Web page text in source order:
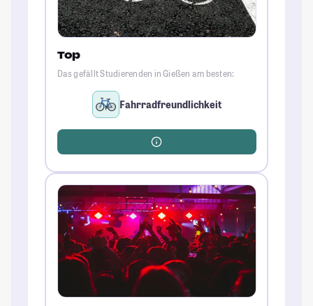
Top
Das gefällt Studierenden in Gießen am besten:
Fahrradfreundlichkeit